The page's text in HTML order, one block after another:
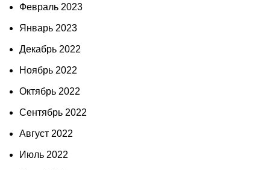
Февраль 2023
Январь 2023
Декабрь 2022
Ноябрь 2022
Октябрь 2022
Сентябрь 2022
Август 2022
Июль 2022